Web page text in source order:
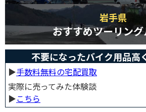
岩手県
おすすめツーリン
不要になったバイク用品高
▶︎手数料無料の宅配買取
実際に売ってみた体験談
▶︎こちら